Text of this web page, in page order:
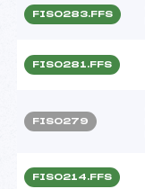
FIS0283.FFS
FIS0281.FFS
FIS0279
FIS0214.FFS